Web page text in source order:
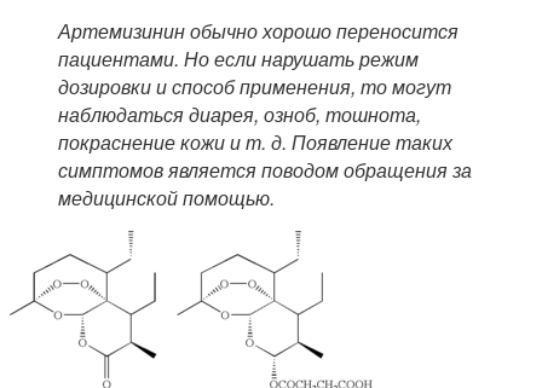
Артемизинин обычно хорошо переносится
пациентами. Но если нарушать режим
дозировки и способ применения, то могут
наблюдаться диарея, озноб, тошнота,
покраснение кожи и т. д. Появление таких
симптомов является поводом обращения за
медицинской помощью.